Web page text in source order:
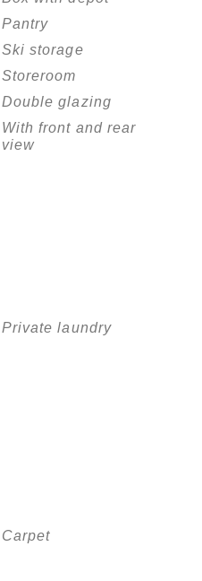
Pantry
Ski storage
Storeroom
Double glazing
With front and rear
view
Private laundry
Carpet